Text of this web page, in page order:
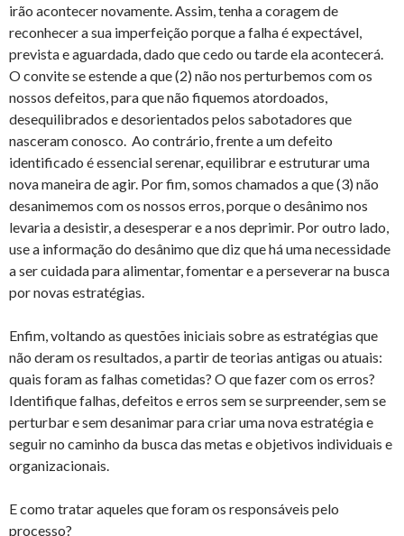
irão acontecer novamente. Assim, tenha a coragem de
reconhecer a sua imperfeição porque a falha é expectável,
prevista e aguardada, dado que cedo ou tarde ela acontecerá.
O convite se estende a que (2) não nos perturbemos com os
nossos defeitos, para que não fiquemos atordoados,
desequilibrados e desorientados pelos sabotadores que
nasceram conosco. Ao contrário, frente a um defeito
identificado é essencial serenar, equilibrar e estruturar uma
nova maneira de agir. Por fim, somos chamados a que (3) não
desanimemos com os nossos erros, porque o desânimo nos
levaria a desistir, a desesperar e a nos deprimir. Por outro lado,
use a informação do desânimo que diz que há uma necessidade
a ser cuidada para alimentar, fomentar e a perseverar na busca
por novas estratégias.
Enfim, voltando as questões iniciais sobre as estratégias que
não deram os resultados, a partir de teorias antigas ou atuais:
quais foram as falhas cometidas? O que fazer com os erros?
Identifique falhas, defeitos e erros sem se surpreender, sem se
perturbar e sem desanimar para criar uma nova estratégia e
seguir no caminho da busca das metas e objetivos individuais e
organizacionais.
E como tratar aqueles que foram os responsáveis pelo
processo?